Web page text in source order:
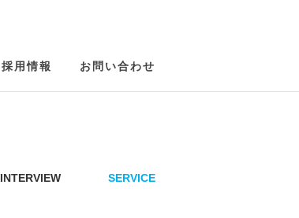
採用情報 お問い合わせ
INTERVIEW SERVICE